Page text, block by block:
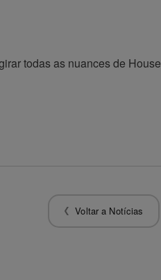
todas as nuances de House
Voltar a Notícias